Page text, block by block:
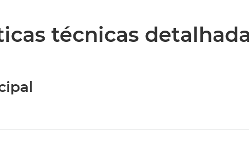
técnicas